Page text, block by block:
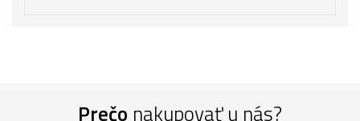
Prečo nakupovať u nás?